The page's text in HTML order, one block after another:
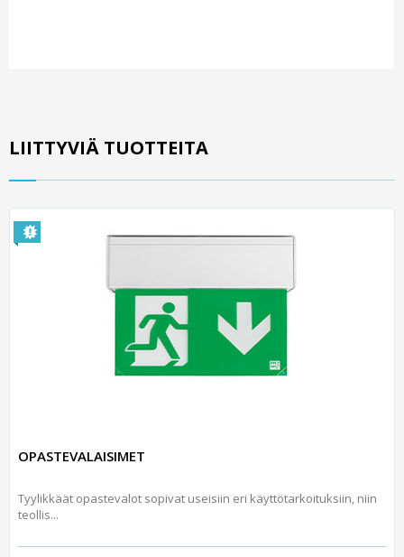
LIITTYVIÄ TUOTTEITA
OPASTEVALAISIMET
Tyylikkäät opastevalot sopivat useisiin eri käyttötarkoituksiin, niin
teollis...